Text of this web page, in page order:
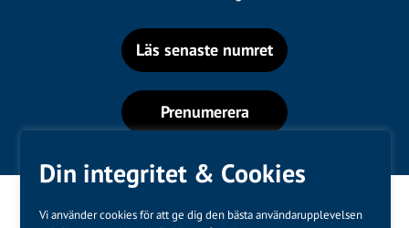
Din integritet & Cookies
Vi använder cookies för att ge dig den bästa användarupplevelsen
Läs senaste numret
Prenumerera